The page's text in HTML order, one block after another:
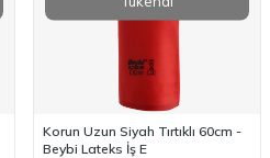
Korun Uzun Siyah Tırtıklı 60cm -
Beybi Lateks İş E